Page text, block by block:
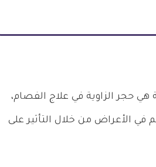
هي حجر الزاوية في علاج الفصام،
في الأعراض من خلال التأثير على